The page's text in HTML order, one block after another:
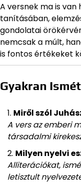
A versnek ma is
tanításában,
gondolatai
nemcsak a múlt,
is fontos értékeket
Gyakran
Miről szól
A vers az emberi
társadalmi
Milyen nyelvi
Alliterációkat,
letisztult